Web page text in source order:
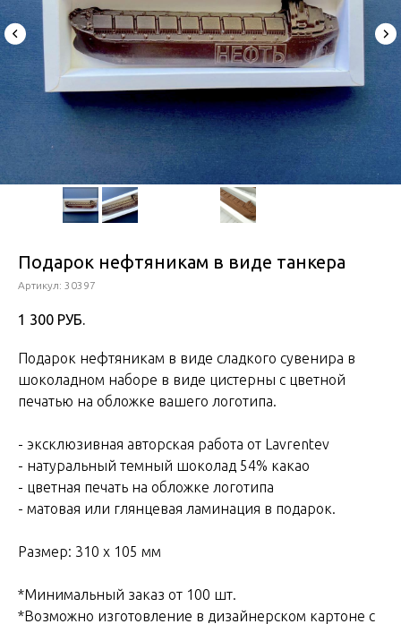
Подарок нефтяникам в виде танкера
Артикул: 30397
1 300 РУБ.
Подарок нефтяникам в виде сладкого сувенира в
шоколадном наборе в виде цистерны с цветной
печатью на обложке вашего логотипа.
- эксклюзивная авторская работа от Lavrentev
- натуральный темный шоколад 54% какао
- цветная печать на обложке логотипа
- матовая или глянцевая ламинация в подарок.
Размер: 310 х 105 мм
*Минимальный заказ от 100 шт.
*Возможно изготовление в дизайнерском картоне с